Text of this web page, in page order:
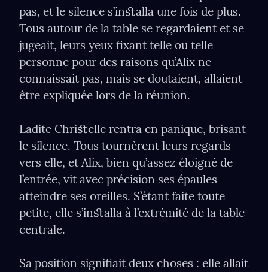
pas, et le silence s’inﬆalla une fois de plus.
Tous autour de la table se regardaient et se
jugeait, leurs yeux ﬁxant telle ou telle
personne pour des raisons qu’Alix ne
connaissait pas, mais se doutaient, allaient
être expliquée lors de la réunion.
Ladite Chriﬆelle rentra en panique, brisant
le silence. Tous tournèrent leurs regards
vers elle, et Alix, bien qu’assez éloigné de
l’entrée, vit avec précision ses épaules
atteindre ses oreilles. S’étant faite toute
petite, elle s’inﬆalla à l’extrémité de la table
centrale.
Sa position signiﬁait deux choses : elle allait